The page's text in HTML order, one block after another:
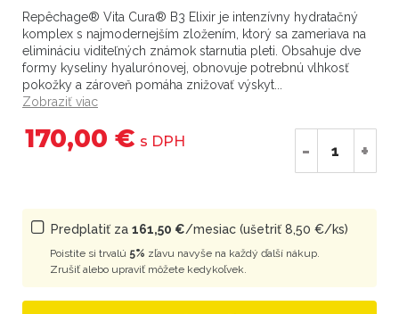
Repêchage® Vita Cura® B3 Elixir je intenzívny hydratačný
komplex s najmodernejším zložením, ktorý sa zameriava na
elimináciu viditeľných známok starnutia pleti. Obsahuje dve
formy kyseliny hyalurónovej, obnovuje potrebnú vlhkosť
pokožky a zároveň pomáha znižovať výskyt...
Zobraziť viac
170,00 € s DPH - +
Predplatiť za 161,50 €/mesiac (ušetriť 8,50 €/ks)
Poistite si trvalú 5% zľavu navyše na každý ďalší nákup.
Zrušiť alebo upraviť môžete kedykoľvek.